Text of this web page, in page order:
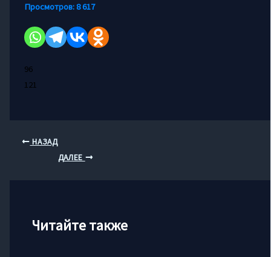
Просмотров:8 617
96
121
НАЗАД
ДАЛЕЕ
Читайте также